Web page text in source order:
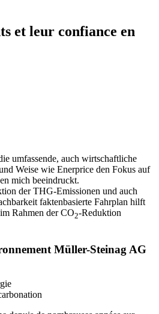
et leur confiance en
umfassende, auch wirtschaftliche
Weise wie Enerprice den Fokus auf
mich beeindruckt.
der THG-Emissionen und auch
faktenbasierte Fahrplan hilft
Rahmen der CO2-Reduktion
Müller-Steinag AG